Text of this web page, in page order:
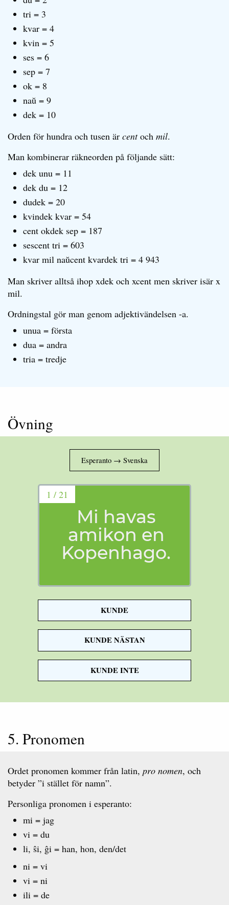
tri = 3
kvar = 4
kvin = 5
ses = 6
sep = 7
ok = 8
naŭ = 9
dek = 10
Orden för hundra och tusen är centoch mil.
Man kombinerar räkneorden på följande sätt:
dek unu = 11
dek du = 12
dudek = 20
kvindek kvar = 54
cent okdek sep = 187
sescent tri = 603
kvar mil naŭcent kvardek tri = 4 943
Man skriver alltså ihop xdek och xcent men skriver isär x
mil.
Ordningstal gör man genom adjektivändelsen -a.
unua = första
dua = andra
tria = tredje
Övning
Mi havas
amikon en
Kopenhago.
Jag har en vän
i Köpenhamn.
1 / 21
KUNDE
KUNDE NÄSTAN
KUNDE INTE
5. Pronomen
Ordet pronomen kommer från latin, pro nomen, och
betyder ”i stället för namn”.
Personliga pronomen i esperanto:
mi = jag
vi = du
li, ŝi, ĝi = han, hon, den/det
ni = vi
vi = ni
ili = de